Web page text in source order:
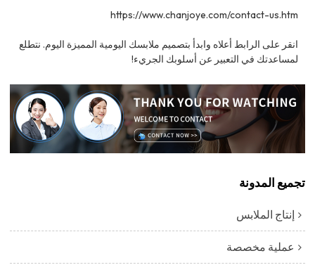
https://www.chanjoye.com/contact-us.htm
انقر على الرابط أعلاه وابدأ بتصميم ملابسك اليومية المميزة اليوم. نتطلع
لمساعدتك في التعبير عن أسلوبك الجريء!
تجميع المدونة
إنتاج الملابس
عملية مخصصة